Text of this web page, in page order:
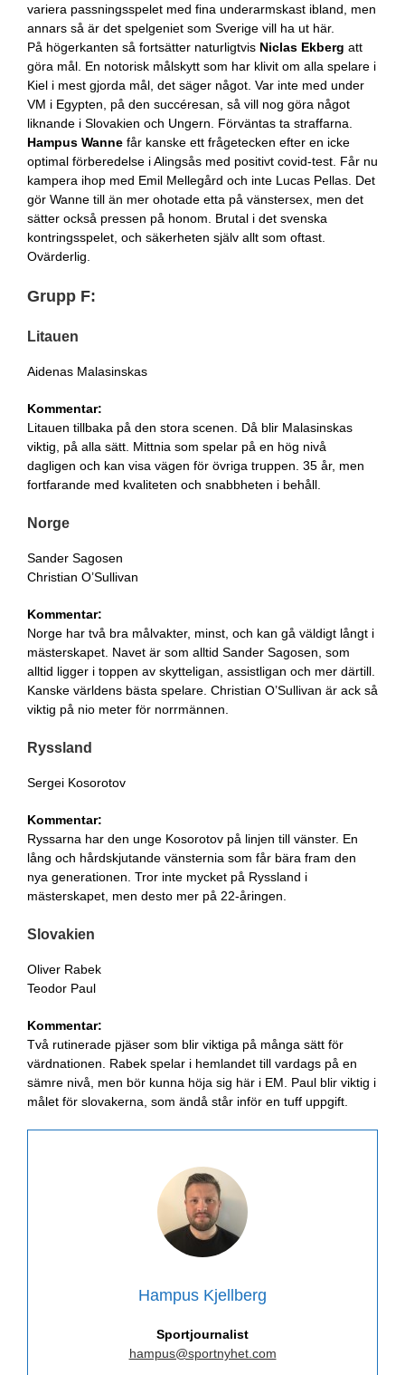
variera passningsspelet med fina underarmskast ibland, men
annars så är det spelgeniet som Sverige vill ha ut här.
På högerkanten så fortsätter naturligtvis Niclas Ekberg att
göra mål. En notorisk målskytt som har klivit om alla spelare i
Kiel i mest gjorda mål, det säger något. Var inte med under
VM i Egypten, på den succéresan, så vill nog göra något
liknande i Slovakien och Ungern. Förväntas ta straffarna.
Hampus Wanne får kanske ett frågetecken efter en icke
optimal förberedelse i Alingsås med positivt covid-test. Får nu
kampera ihop med Emil Mellegård och inte Lucas Pellas. Det
gör Wanne till än mer ohotade etta på vänstersex, men det
sätter också pressen på honom. Brutal i det svenska
kontringsspelet, och säkerheten själv allt som oftast.
Ovärderlig.
Grupp F:
Litauen
Aidenas Malasinskas
Kommentar:
Litauen tillbaka på den stora scenen. Då blir Malasinskas
viktig, på alla sätt. Mittnia som spelar på en hög nivå
dagligen och kan visa vägen för övriga truppen. 35 år, men
fortfarande med kvaliteten och snabbheten i behåll.
Norge
Sander Sagosen
Christian O’Sullivan
Kommentar:
Norge har två bra målvakter, minst, och kan gå väldigt långt i
mästerskapet. Navet är som alltid Sander Sagosen, som
alltid ligger i toppen av skytteligan, assistligan och mer därtill.
Kanske världens bästa spelare. Christian O’Sullivan är ack så
viktig på nio meter för norrmännen.
Ryssland
Sergei Kosorotov
Kommentar:
Ryssarna har den unge Kosorotov på linjen till vänster. En
lång och hårdskjutande vänsternia som får bära fram den
nya generationen. Tror inte mycket på Ryssland i
mästerskapet, men desto mer på 22-åringen.
Slovakien
Oliver Rabek
Teodor Paul
Kommentar:
Två rutinerade pjäser som blir viktiga på många sätt för
värdnationen. Rabek spelar i hemlandet till vardags på en
sämre nivå, men bör kunna höja sig här i EM. Paul blir viktig i
målet för slovakerna, som ändå står inför en tuff uppgift.
Hampus Kjellberg
Sportjournalist
hampus@sportnyhet.com